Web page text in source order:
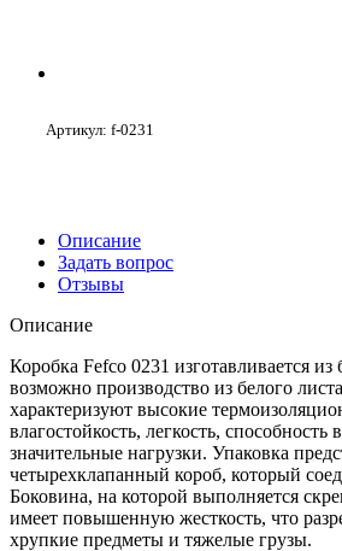
Артикул: f-0231
Описание
Задать вопрос
Отзывы
Описание
Коробка Fefco 0231 изготавливается из
возможно производство из белого
характеризуют высокие
влагостойкость, легкость, способность
значительные нагрузки. Упаковка
четырехклапанный короб, который
Боковина, на которой выполняется
имеет повышенную жесткость, что
хрупкие предметы и тяжелые грузы.